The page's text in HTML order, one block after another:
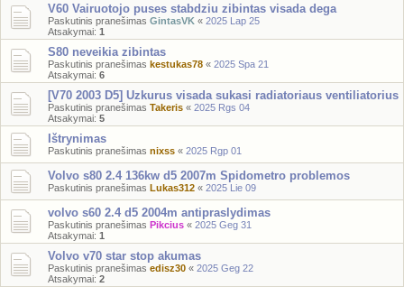
V60 Vairuotojo puses stabdziu zibintas visada dega
Paskutinis pranešimas GintasVK « 2025 Lap 25
Atsakymai: 1
S80 neveikia zibintas
Paskutinis pranešimas kestukas78 « 2025 Spa 21
Atsakymai: 6
[V70 2003 D5] Uzkurus visada sukasi radiatoriaus ventiliatorius
Paskutinis pranešimas Takeris « 2025 Rgs 04
Atsakymai: 5
Ištrynimas
Paskutinis pranešimas nixss « 2025 Rgp 01
Volvo s80 2.4 136kw d5 2007m Spidometro problemos
Paskutinis pranešimas Lukas312 « 2025 Lie 09
volvo s60 2.4 d5 2004m antipraslydimas
Paskutinis pranešimas Pikcius « 2025 Geg 31
Atsakymai: 1
Volvo v70 star stop akumas
Paskutinis pranešimas edisz30 « 2025 Geg 22
Atsakymai: 2